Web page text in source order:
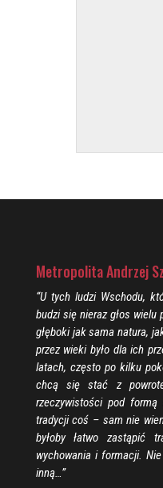
Metropolita Andrzej
“U tych ludzi Wschodu,
budzi się nieraz głos
głęboki jak sama natura,
przez wieki było dla ich
latach, często po kilku
chcą się stać z
rzeczywistości pod
tradycji coś – sam nie
byłoby łatwo zastąpić
wychowania i formacji.
inną…”